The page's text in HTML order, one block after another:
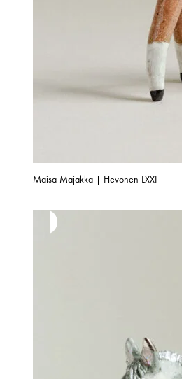
Maisa Majakka | Hevonen LXXI